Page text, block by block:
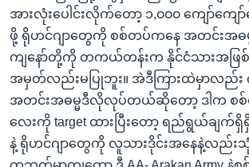
အားလုံးပေါင်းလိုက်တော့ ၁,၀၀၀ ကျော်ကျ
ဖို့ ရိုဟင်ဂျာတွေကို စစ်တပ်ကနေ အတင်းအဓ
ကျနော်တို့ကို တကယ်တန်းက နိုင်ငံသားအဖ
အမှတ်လည်းမပြုဘူး။ အဲဒီကြားထဲမှာလည်း
အတင်းအဓမ္မဒီလိုလုပ်တယ်ဆိုတော့ ဒါက စ
လေးကို target ထားပြီးတော့ ရည်ရွယ်ချ
နဲ့ ရိုဟင်ဂျာတွေကို လူသားဒိုင်းအနေနဲ့လည်းသုံ